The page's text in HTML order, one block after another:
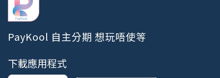
PayKool 自主分期 想玩唔使等
下載應用程式